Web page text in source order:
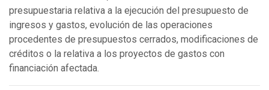
presupuestaria relativa a la ejecución del presupuesto de
ingresos y gastos, evolución de las operaciones
procedentes de presupuestos cerrados, modificaciones de
créditos o la relativa a los proyectos de gastos con
financiación afectada.